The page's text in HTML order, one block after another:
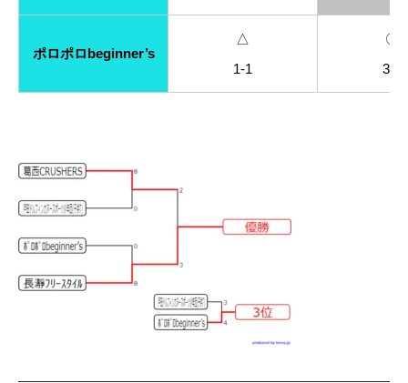
ポロポロbeginner’s
△
1-1
〇
3-1